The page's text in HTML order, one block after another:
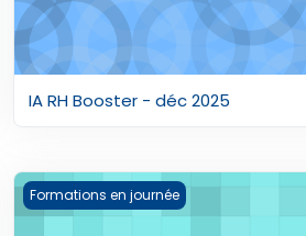
IA RH Booster - déc 2025
AI : Fondamentaux et Applications
Formations en journée